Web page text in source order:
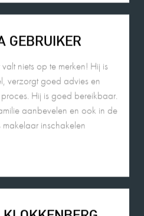
GEBRUIKER
niets op te merken! Hij is
Hij is goed bereikbaar.
aanbevelen en ook in de
makelaar inschakelen
KLOKKENBERG